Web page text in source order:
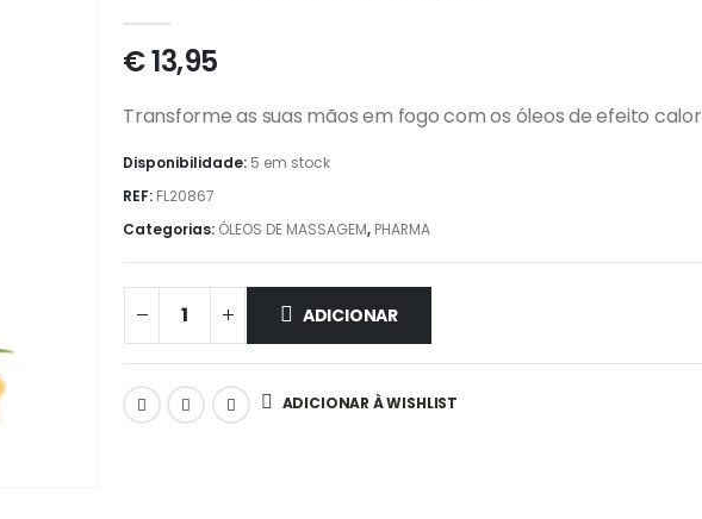
€13,95
Transforme as suas mãos em fogo com os óleos de efeito calor
Disponibilidade: 5 em stock
REF: FL20867
Categorias: ÓLEOS DE MASSAGEM, PHARMA
ADICIONAR
ADICIONAR À WISHLIST